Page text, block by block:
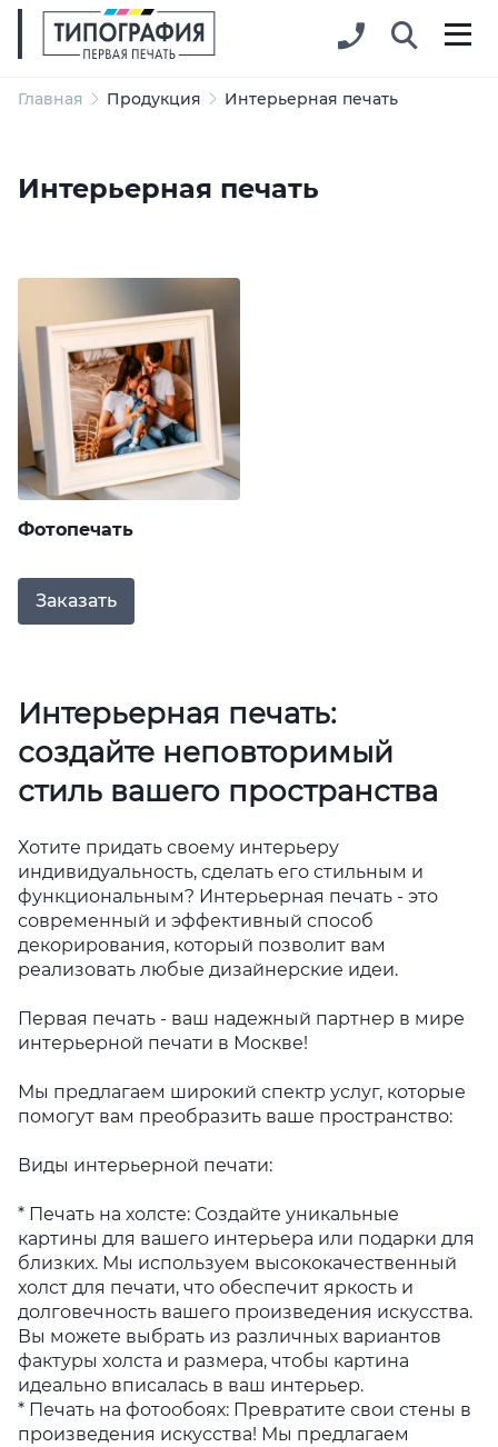
Главная Продукция Интерьерная печать
Интерьерная печать
Фотопечать
Заказать
Интерьерная печать:
создайте неповторимый
стиль вашего пространства
Хотите придать своему интерьеру
индивидуальность, сделать его стильным и
функциональным? Интерьерная печать - это
современный и эффективный способ
декорирования, который позволит вам
реализовать любые дизайнерские идеи.
Первая печать - ваш надежный партнер в мире
интерьерной печати в Москве!
Мы предлагаем широкий спектр услуг, которые
помогут вам преобразить ваше пространство:
Виды интерьерной печати:
* Печать на холсте: Создайте уникальные
картины для вашего интерьера или подарки для
близких. Мы используем высококачественный
холст для печати, что обеспечит яркость и
долговечность вашего произведения искусства.
Вы можете выбрать из различных вариантов
фактуры холста и размера, чтобы картина
идеально вписалась в ваш интерьер.
* Печать на фотообоях: Превратите свои стены в
произведения искусства! Мы предлагаем